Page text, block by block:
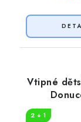
Vtipné
2 + 1